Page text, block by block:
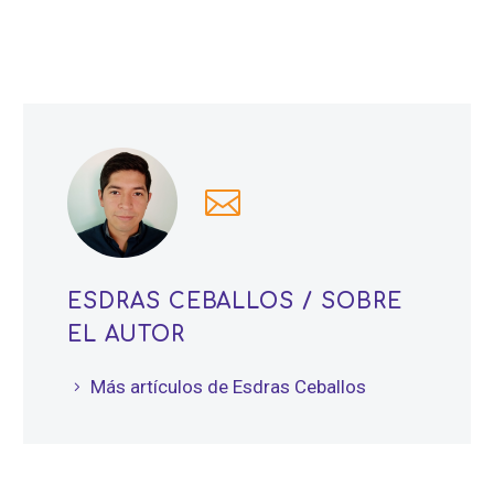
ESDRAS CEBALLOS / SOBRE
EL AUTOR
Más artículos de Esdras Ceballos